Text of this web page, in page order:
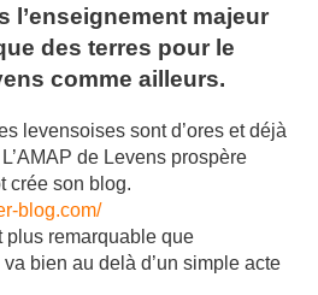
l’enseignement majeur
des terres pour le
comme ailleurs.
levensoises sont d’ores et déjà
de Levens prospère
crée son blog.
blog.com/
remarquable que
va bien au delà d’un simple acte